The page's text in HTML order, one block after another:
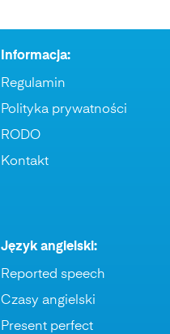
Informacja:
Regulamin
Polityka prywatności
RODO
Kontakt
Język angielski:
Reported speech
Czasy angielski
Present perfect